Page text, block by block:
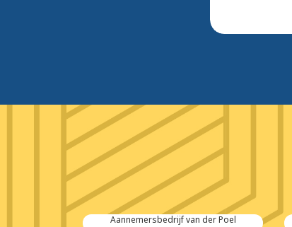
Aannemersbedrijf van der Poel